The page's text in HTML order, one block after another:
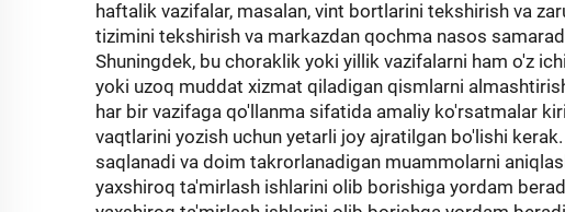
haftalik vazifalar, masalan, vint bortlarini tekshirish va
tizimini tekshirish va markazdan qochma nasos
Shuningdek, bu choraklik yoki yillik vazifalarni ham o'z
yoki uzoq muddat xizmat qiladigan qismlarni
har bir vazifaga qo'llanma sifatida amaliy ko'rsatmalar
vaqtlarini yozish uchun yetarli joy ajratilgan bo'lishi
saqlanadi va doim takrorlanadigan muammolarni
yaxshiroq ta'mirlash ishlarini olib borishiga yordam